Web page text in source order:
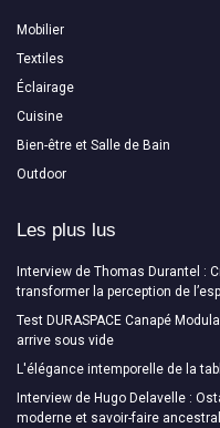
Mobilier
Textiles
Éclairage
Cuisine
Bien-être et Salle de Bain
Outdoor
Les plus lus
Interview de Thomas Durantel :
transformer la perception de
Test DURASPACE Canapé
arrive sous vide
L'élégance intemporelle de la
Interview de Hugo Delavelle :
moderne et savoir-faire ancestral